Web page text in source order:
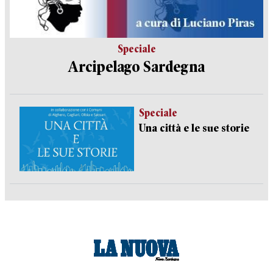
Speciale
Arcipelago Sardegna
Speciale
Una città e le sue storie